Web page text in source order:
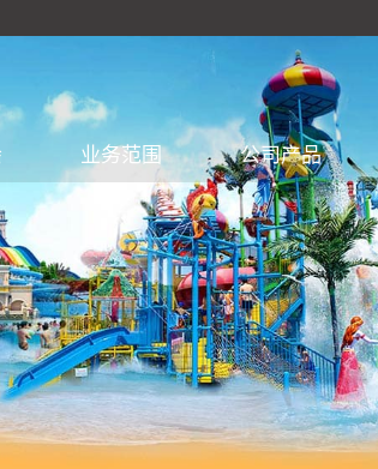
业务范围 公司产品